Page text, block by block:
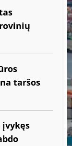
taršos
įvykęs